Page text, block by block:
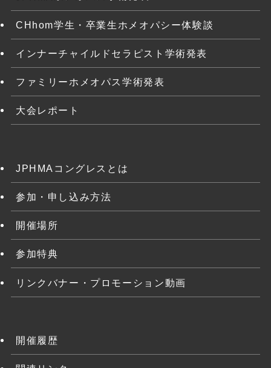
CHhom学生・卒業生ホメオパシー体験談
インナーチャイルドセラピスト学術発表
ファミリーホメオパス学術発表
大会レポート
JPHMAコングレスとは
参加・申し込み方法
開催場所
参加特典
リンクバナー・プロモーション動画
開催履歴